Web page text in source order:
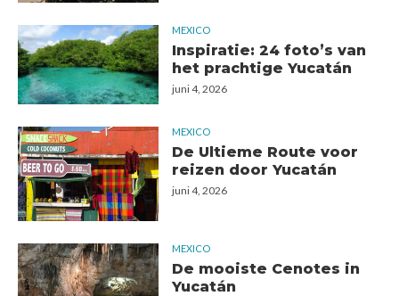
MEXICO
Inspiratie: 24 foto’s van
het prachtige Yucatán
juni 4, 2026
MEXICO
De Ultieme Route voor
reizen door Yucatán
juni 4, 2026
MEXICO
De mooiste Cenotes in
Yucatán